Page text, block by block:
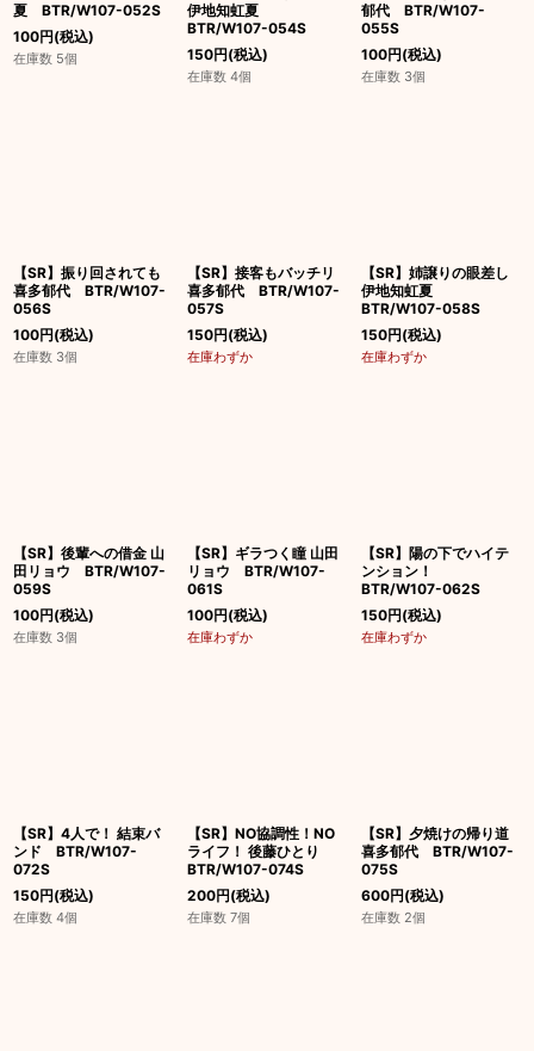
夏 BTR/W107-052S
100円(税込)
在庫数 5個
伊地知虹夏
BTR/W107-054S
150円(税込)
在庫数 4個
郁代 BTR/W107-
055S
100円(税込)
在庫数 3個
【SR】振り回されても
喜多郁代 BTR/W107-
056S
100円(税込)
在庫数 3個
【SR】接客もバッチリ
喜多郁代 BTR/W107-
057S
150円(税込)
在庫わずか
【SR】姉譲りの眼差し
伊地知虹夏
BTR/W107-058S
150円(税込)
在庫わずか
【SR】後輩への借金 山
田リョウ BTR/W107-
059S
100円(税込)
在庫数 3個
【SR】ギラつく瞳 山田
リョウ BTR/W107-
061S
100円(税込)
在庫わずか
【SR】陽の下でハイテ
ンション！
BTR/W107-062S
150円(税込)
在庫わずか
【SR】4人で！ 結束バ
ンド BTR/W107-
072S
150円(税込)
在庫数 4個
【SR】NO協調性！NO
ライフ！ 後藤ひとり
BTR/W107-074S
200円(税込)
在庫数 7個
【SR】夕焼けの帰り道
喜多郁代 BTR/W107-
075S
600円(税込)
在庫数 2個